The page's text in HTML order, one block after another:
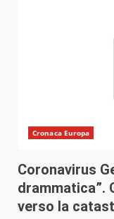
Cronaca Europa
Coronavirus
drammatica”.
verso la